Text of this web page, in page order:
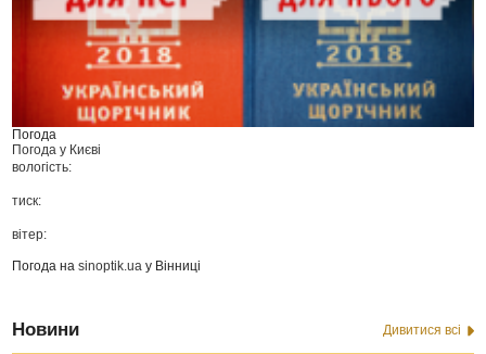
Погода
Погода у Києві
вологість:
тиск:
вітер:
Погода наsinoptik.ua у Вінниці
Новини Дивитися всі